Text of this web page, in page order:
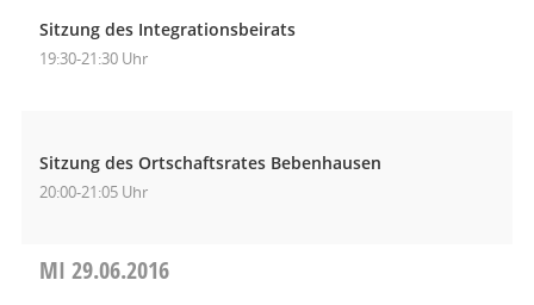
Sitzung des Integrationsbeirats
19:30-21:30 Uhr
Sitzung des Ortschaftsrates Bebenhausen
20:00-21:05 Uhr
MI 29.06.2016